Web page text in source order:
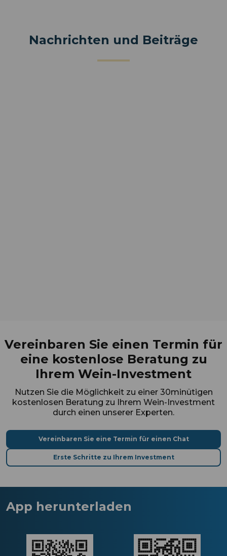
Nachrichten und Beiträge
Vereinbaren Sie einen Termin für
eine kostenlose Beratung zu
Ihrem Wein-Investment
Nutzen Sie die Möglichkeit zu einer 30minütigen
kostenlosen Beratung zu Ihrem Wein-Investment
durch einen unserer Experten.
Vereinbaren Sie eine Termin für einen Chat
Erste Schritte zu Ihrem Investment
App herunterladen